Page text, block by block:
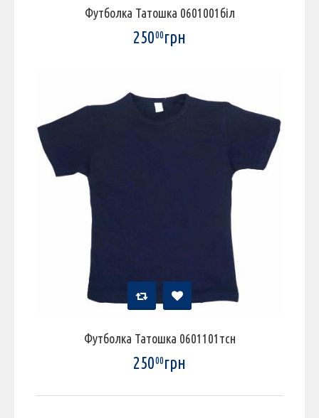
Футболка Татошка 0601001біл
25000грн
Футболка Татошка 0601101тсн
25000грн